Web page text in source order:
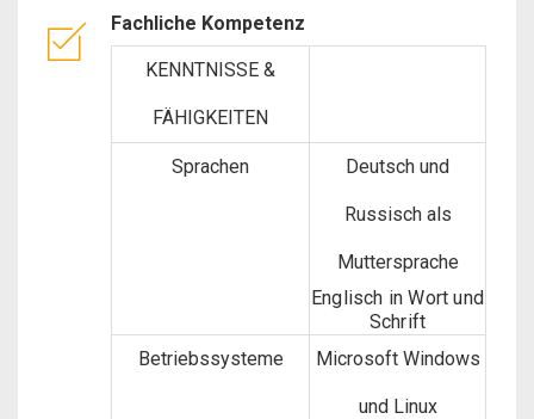
Fachliche Kompetenz
KENNTNISSE &
FÄHIGKEITEN
Sprachen Deutsch und
Russisch als
Muttersprache
Englisch in Wort und
Schrift
Betriebssysteme
Microsoft Windows
und Linux